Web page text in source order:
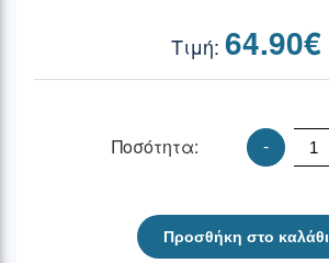
64.90€
Ποσότητα: -
Προσθήκη στο καλάθι